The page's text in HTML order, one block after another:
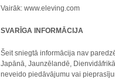
Vairāk: www.eleving.com
SVARĪGA INFORMĀCIJA
Šeit sniegtā informācija nav
Japānā, Jaunzēlandē,
neveido piedāvājumu vai